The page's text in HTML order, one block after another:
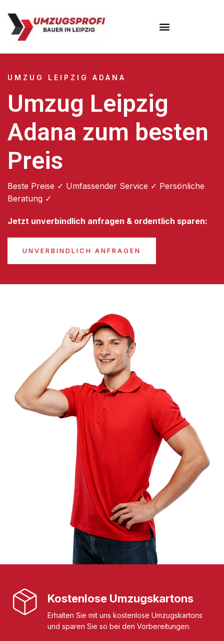
UMZUG LEIPZIG ADANA
Umzug Leipzig
Adana zum besten
Preis
Beste Preise ✓ Umfassender Service ✓ Persönliche
Beratung ✓
Jetzt unverbindlich anfragen & ordentlich sparen:
UNVERBINDLICH ANFRAGEN
Kostenlose Umzugskartons
Erhalten Sie mit uns kostenlose Umzugskartons
und sparen Sie so bei den Vorbereitungen.